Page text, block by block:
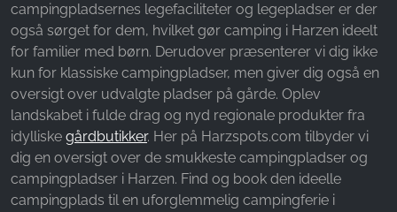
campingpladsernes legefaciliteter og legepladser er der
også sørget for dem, hvilket gør camping i Harzen ideelt
for familier med børn. Derudover præsenterer vi dig ikke
kun for klassiske campingpladser, men giver dig også en
oversigt over udvalgte pladser på gårde. Oplev
landskabet i fulde drag og nyd regionale produkter fra
idylliske gårdbutikker. Her på Harzspots.com tilbyder vi
dig en oversigt over de smukkeste campingpladser og
campingpladser i Harzen. Find og book den ideelle
campingplads til en uforglemmelig campingferie i
Cookie duration:
24 timer - 2 år